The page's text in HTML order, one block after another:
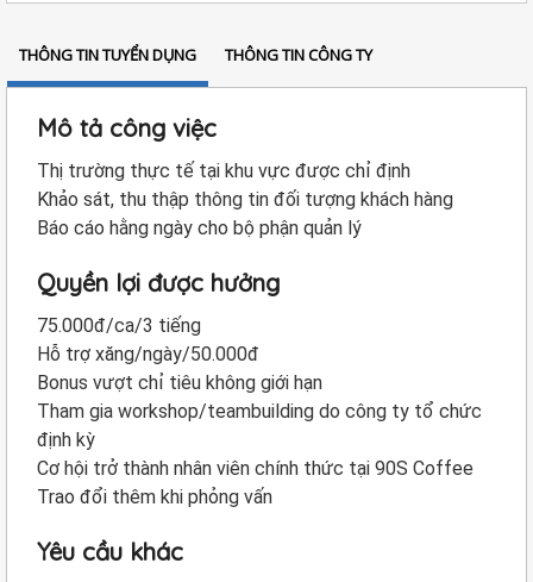
THÔNG TIN TUYỂN DỤNG THÔNG TIN CÔNG TY
Mô tả công việc
Thị trường thực tế tại khu vực được chỉ định
Khảo sát, thu thập thông tin đối tượng khách hàng
Báo cáo hằng ngày cho bộ phận quản lý
Quyền lợi được hưởng
75.000đ/ca/3 tiếng
Hỗ trợ xăng/ngày/50.000đ
Bonus vượt chỉ tiêu không giới hạn
Tham gia workshop/teambuilding do công ty tổ chức
định kỳ
Cơ hội trở thành nhân viên chính thức tại 90S Coffee
Trao đổi thêm khi phỏng vấn
Yêu cầu khác